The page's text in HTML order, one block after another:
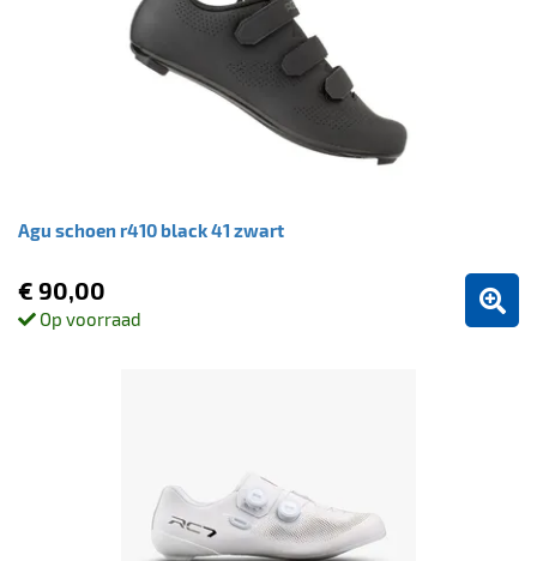
Agu schoen r410 black 41 zwart
€ 90,00
Op voorraad